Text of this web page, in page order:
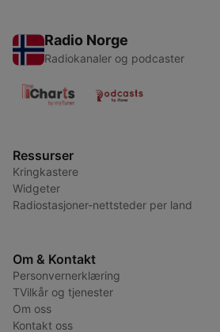
Radio Norge
Radiokanaler og podcaster
Ressurser
Kringkastere
Widgeter
Radiostasjoner-nettsteder per land
Om & Kontakt
Personvernerklæring
TVilkår og tjenester
Om oss
Kontakt oss